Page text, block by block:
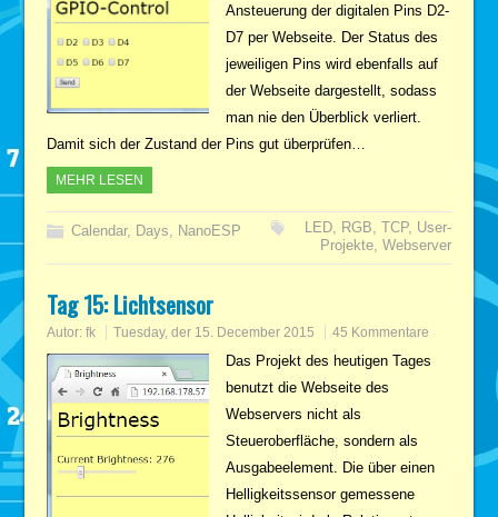
Ansteuerung der digitalen Pins D2-
D7 per Webseite. Der Status des
jeweiligen Pins wird ebenfalls auf
der Webseite dargestellt, sodass
man nie den Überblick verliert.
Damit sich der Zustand der Pins gut überprüfen…
MEHR LESEN
Calendar, Days NanoESP LED, RGB TCP, User-
Projekte, Webserver
Tag 15: Lichtsensor
Autor:fk Tuesday, der 15. December 2015 45 Kommentare
Das Projekt des heutigen Tages
benutzt die Webseite des
Webservers nicht als
Steueroberfläche, sondern als
Ausgabeelement. Die über einen
Helligkeitssensor gemessene